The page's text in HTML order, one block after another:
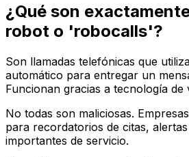
¿Qué son
robot o 'robocalls'?
Son llamadas telefónicas que
automático para entregar un
Funcionan gracias a tecnología
No todas son maliciosas.
para recordatorios de citas,
importantes de servicio.